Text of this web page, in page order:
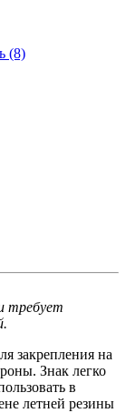
(8)
требует
закрепления на
Знак легко
в
летней резины